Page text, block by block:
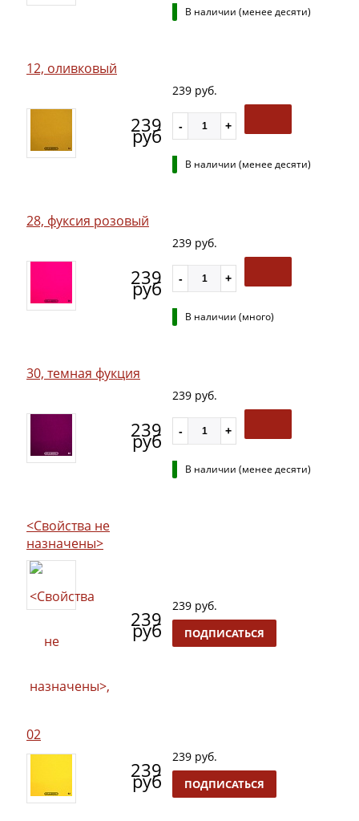
В наличии (менее десяти)
12, оливковый
239
руб
239 руб.
В наличии (менее десяти)
28, фуксия розовый
239
руб
239 руб.
В наличии (много)
30, темная фукция
239
руб
239 руб.
В наличии (менее десяти)
<Свойства не
назначены>
239
руб
239 руб.
ПОДПИСАТЬСЯ
02
239
руб
239 руб.
ПОДПИСАТЬСЯ